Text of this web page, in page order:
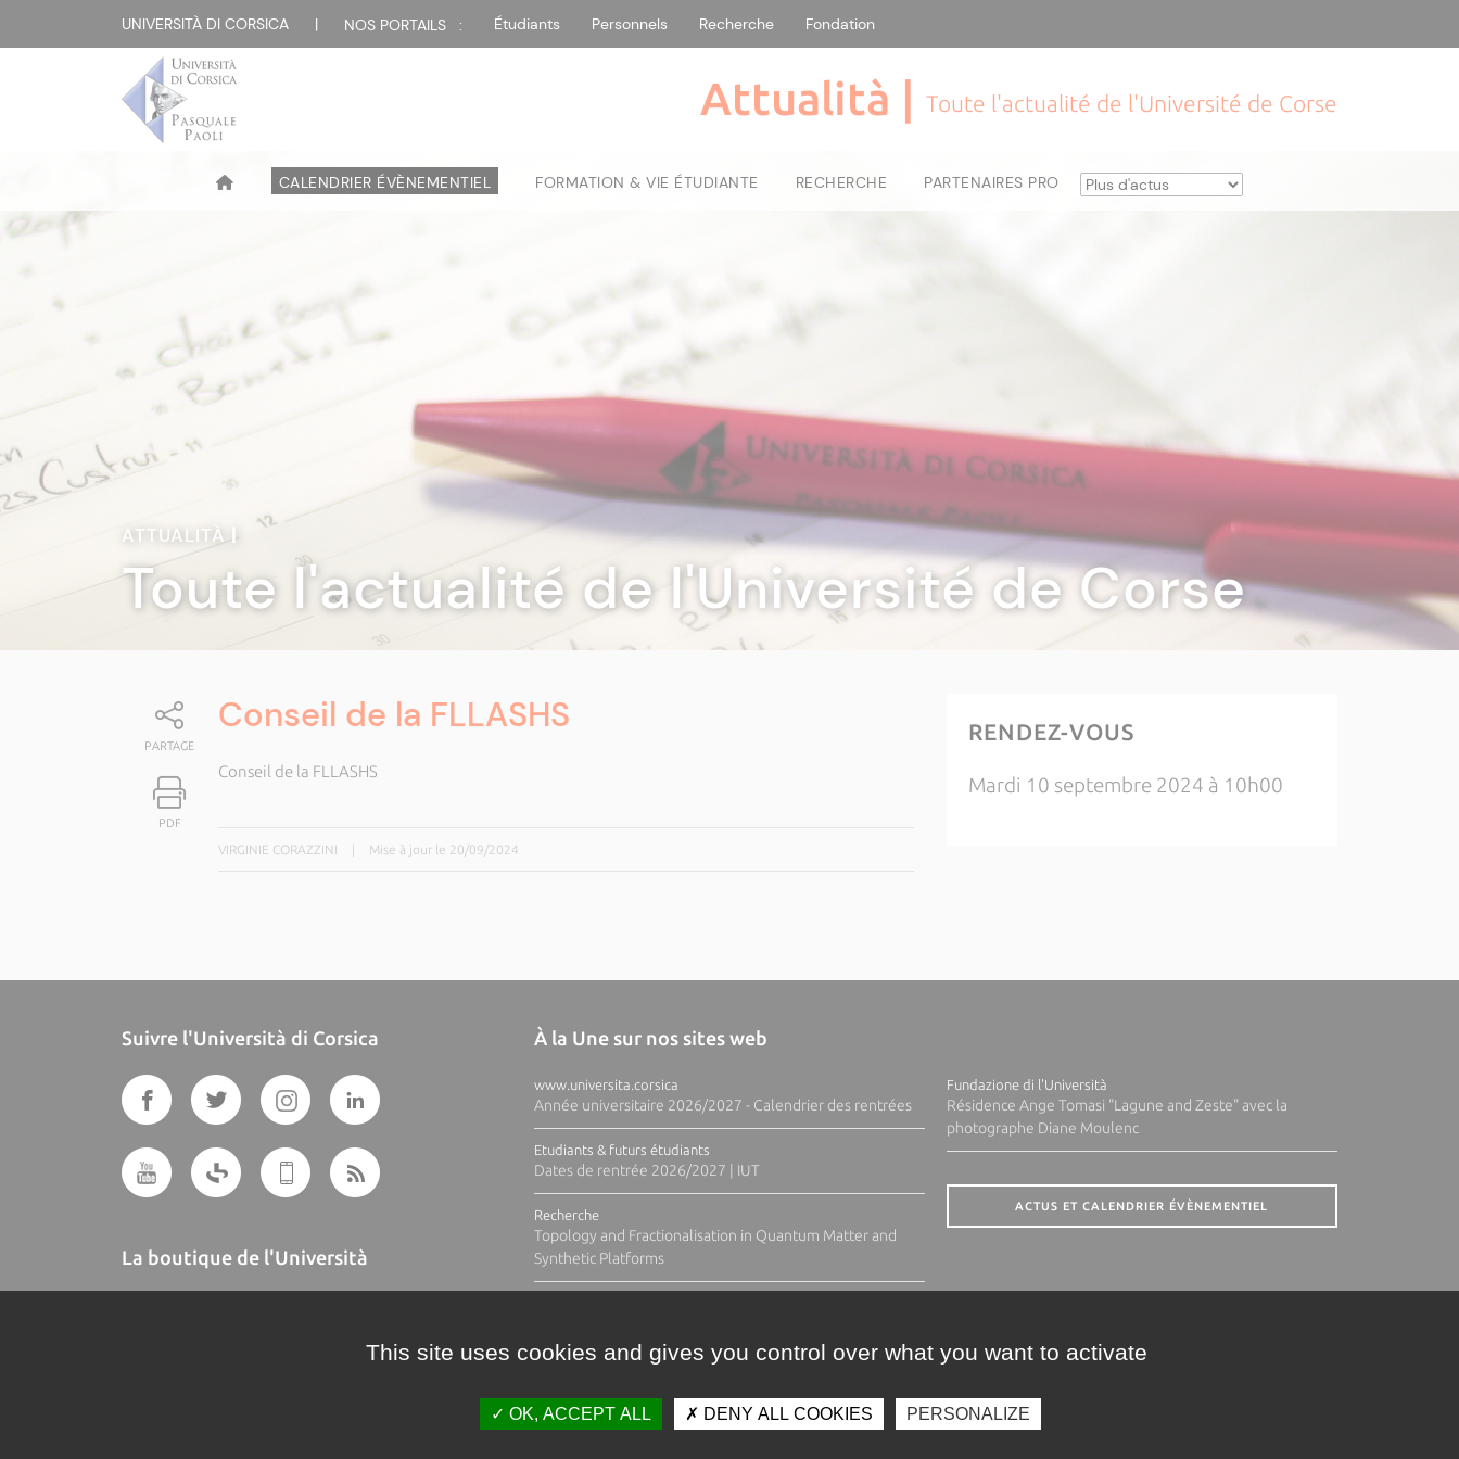
UNIVERSITÀ DI CORSICA | NOS PORTAILS : Étudiants Personnels Recherche Fondation
Attualità | Toute l'actualité de l'Université de Corse
CALENDRIER ÉVÈNEMENTIEL FORMATION & VIE ÉTUDIANTE RECHERCHE PARTENAIRES PRO
ATTUALITÀ|
Toute l'actualité de l'Université de Corse
PARTAGE
PDF
Conseil de la FLLASHS
Conseil de la FLLASHS
VIRGINIE CORAZZINI Mise à jour le 20/09/2024
RENDEZ-VOUS
Mardi 10 septembre 2024 à 10h00
Suivre l'Università di Corsica
La boutique de l'Università
À la Une sur nos sites web
www.universita.corsica
Année universitaire 2026/2027 - Calendrier des rentrées
Etudiants & futurs étudiants
Dates de rentrée 2026/2027 | IUT
Recherche
Topology and Fractionalisation in Quantum Matter and
Synthetic Platforms
Fundazione di l'Università
Résidence Ange Tomasi "Lagune and Zeste" avec la
photographe Diane Moulenc
ACTUS ET CALENDRIER ÉVÈNEMENTIEL
This site uses cookies and gives you control over what you want to activate
OK, ACCEPT ALL DENY ALL COOKIES PERSONALIZE